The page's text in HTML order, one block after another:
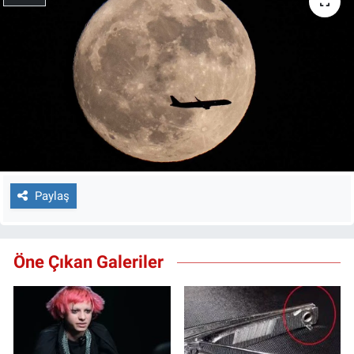
Paylaş
Öne Çıkan Galeriler